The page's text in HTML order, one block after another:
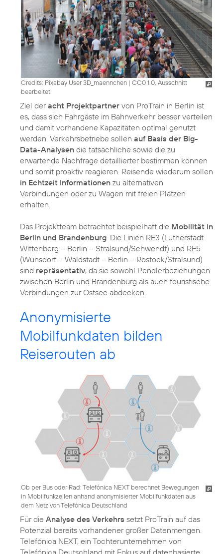
Credits: Pixabay User 3D_maennchen | CC0 1.0, Ausschnitt
bearbeitet
Ziel deracht Projektpartner von ProTrain in Berlin ist
es, dass sich Fahrgäste im Bahnverkehr besser verteilen
und damit vorhandene Kapazitäten optimal genutzt
werden. Verkehrsbetriebe sollen auf Basis der Big-
Data-Analysen die tatsächliche sowie die zu
erwartende Nachfrage detaillierter bestimmen können
und somit proaktiv reagieren. Reisende wiederum sollen
in Echtzeit Informationen zu alternativen
Verbindungen oder zu Wagen mit freien Plätzen
erhalten.
Das Projektteam betrachtet beispielhaft die Mobilität in
Berlin und Brandenburg. Die Linien RE3 (Lutherstadt
Wittenberg – Berlin – Stralsund/Schwendt) und RE5
(Wünsdorf – Waldstadt – Berlin – Rostock/Stralsund)
sind repräsentativ, da sie sowohl Pendlerbeziehungen
zwischen Berlin und Brandenburg als auch touristische
Verbindungen zur Ostsee abdecken.
Anonymisierte
Mobilfunkdaten bilden
Reiserouten ab
Ob per Bus oder Rad: Telefónica NEXT berechnet Bewegungen
in Mobilfunkzellen anhand anonymisierter Mobilfunkdaten aus
dem Netz von Telefónica Deutschland
Für die Analyse des Verkehrs setzt ProTrain auf das
Potenzial bereits vorhandener großer Datenmengen.
Telefónica NEXT, ein Tochterunternehmen von
Telefónica Deutschland mit Fokus auf datenbasierte